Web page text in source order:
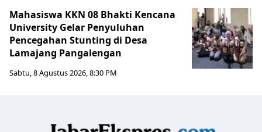
Mahasiswa KKN 08 Bhakti Kencana
University Gelar Penyuluhan
Pencegahan Stunting di Desa
Lamajang Pangalengan
Sabtu, 8 Agustus 2026, 8:30 PM